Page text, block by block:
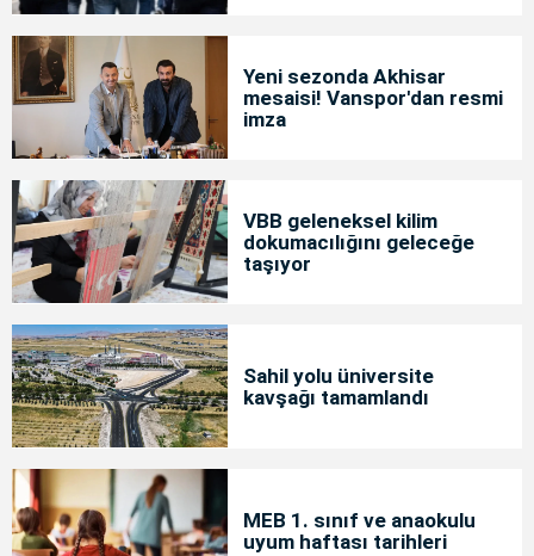
Yeni sezonda Akhisar
mesaisi! Vanspor'dan resmi
imza
VBB geleneksel kilim
dokumacılığını geleceğe
taşıyor
Sahil yolu üniversite
kavşağı tamamlandı
MEB 1. sınıf ve anaokulu
uyum haftası tarihleri